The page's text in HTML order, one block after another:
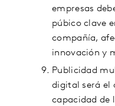
empresas
púbico clave
compañía,
innovación y
Publicidad
digital será el
capacidad de